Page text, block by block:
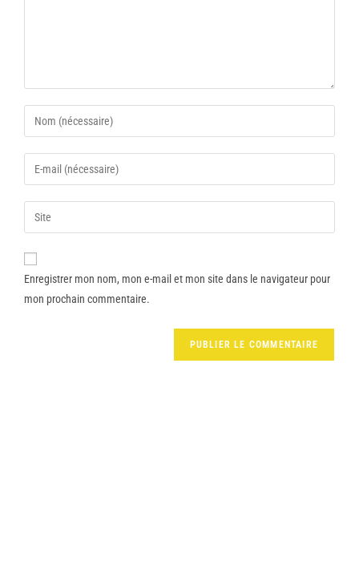
Enregistrer mon nom, mon e-mail et mon site dans le navigateur pour
mon prochain commentaire.